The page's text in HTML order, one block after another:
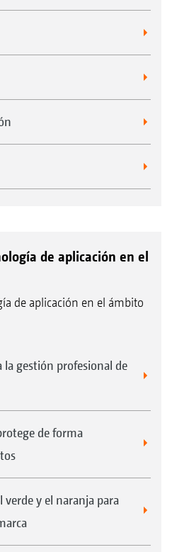
de aplicación en el
de aplicación en el ámbito
la gestión profesional de
de forma
verde y el naranja para